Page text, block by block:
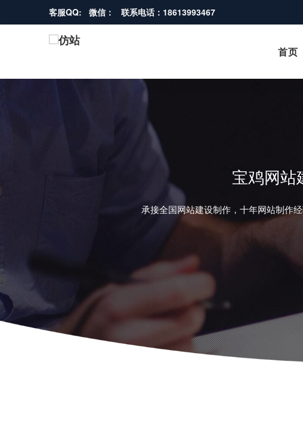
客服QQ: 微信： 联系电话：18613993467
首页
宝鸡网站
承接全国网站建设制作，十年网站制作